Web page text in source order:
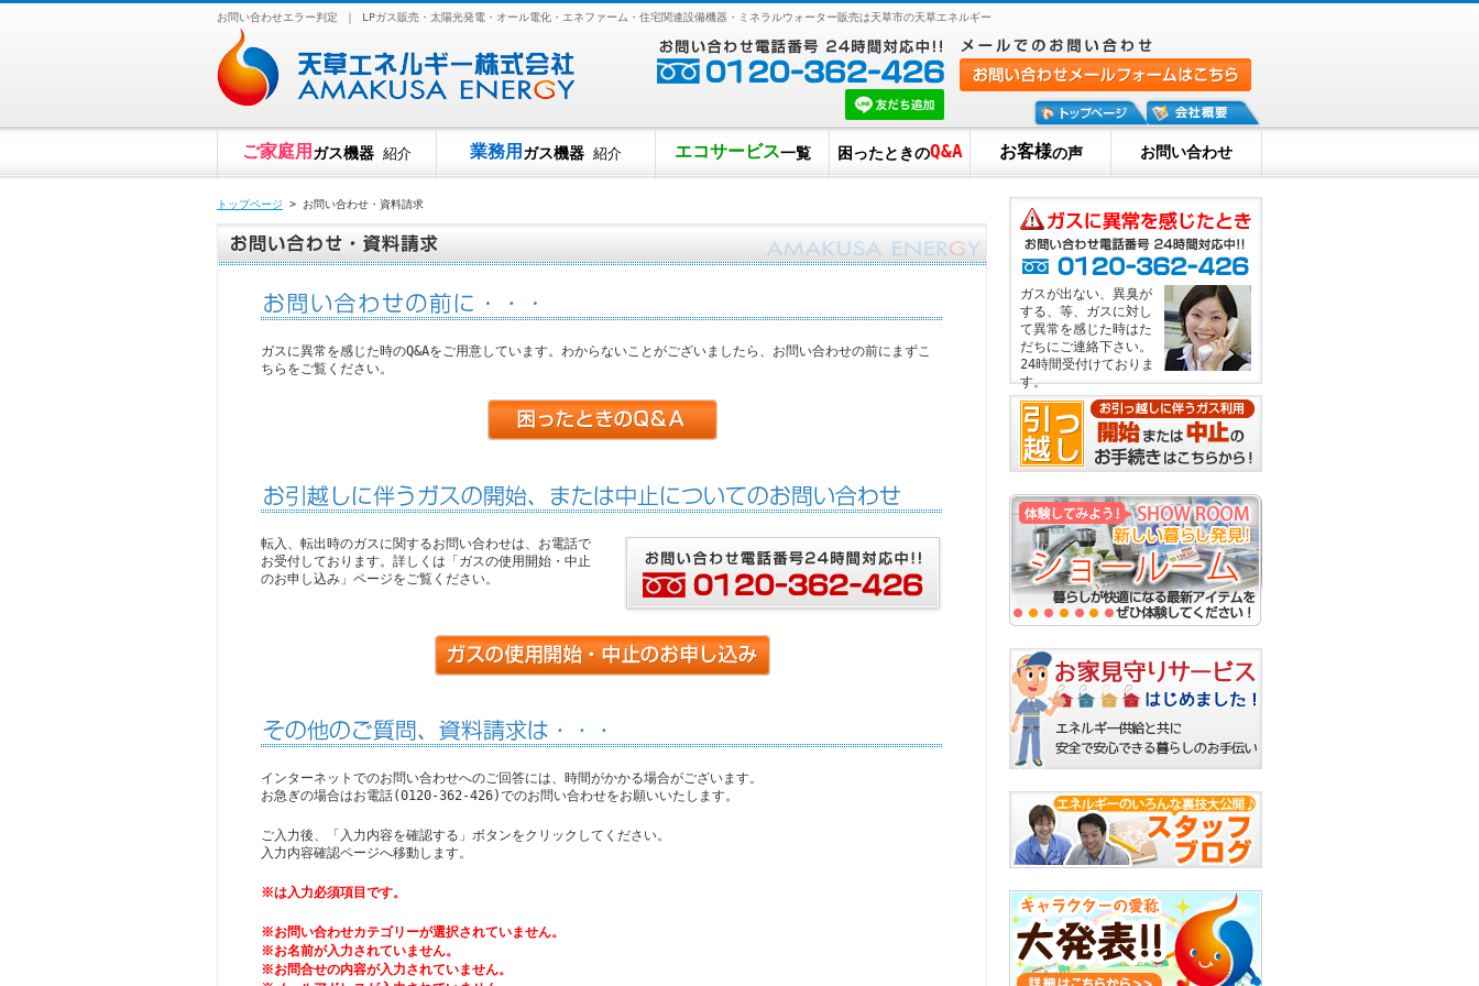
お問い合わせエラー判定 ｜ LPガス販売・太陽光発電・オール電化・エネファーム・住宅関連設備機器・ミネラルウォーター販売は天草市の天草エネルギー
ご家庭用 ガス機器 紹介 業務用 ガス機器 紹介 エコサービス一覧 困ったときのQ&A お客様の声 お問い合わせ
トップページ > お問い合わせ・資料請求
ガスに異常を感じた時のQ&Aをご用意しています。わからないことがございましたら、お問い合わせの前にまずこ
ちらをご覧ください。
転入、転出時のガスに関するお問い合わせは、お電話で
お受付しております。詳しくは「ガスの使用開始・中止
のお申し込み」ページをご覧ください。
インターネットでのお問い合わせへのご回答には、時間がかかる場合がございます。
お急ぎの場合はお電話(0120-362-426)でのお問い合わせをお願いいたします。
ご入力後、「入力内容を確認する」ボタンをクリックしてください。
入力内容確認ページへ移動します。
※は入力必須項目です。
※お問い合わせカテゴリーが選択されていません。
※お名前が入力されていません。
※お問合せの内容が入力されていません。
ガスが出ない、異臭が
する、等、ガスに対し
て異常を感じた時はた
だちにご連絡下さい。
24時間受付けておりま
す。